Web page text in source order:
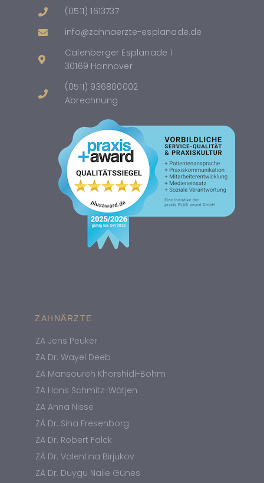
(0511) 1613737
info@zahnaerzte-esplanade.de
Calenberger Esplanade 1
30169 Hannover
(0511) 936800002
Abrechnung
ZAHNÄRZTE
ZA Jens Peuker
ZA Dr. Wayel Deeb
ZÄ Mansoureh Khorshidi-Böhm
ZA Hans Schmitz-Wätjen
ZÄ Anna Nisse
ZÄ Dr. Sina Fresenborg
ZA Dr. Robert Falck
ZÄ Dr. Valentina Birjukov
ZÄ Dr. Duygu Naile Günes